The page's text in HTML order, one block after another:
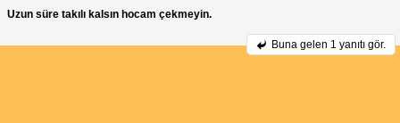
Uzun süre takılı kalsın hocam çekmeyin.
Buna gelen 1 yanıtı gör.